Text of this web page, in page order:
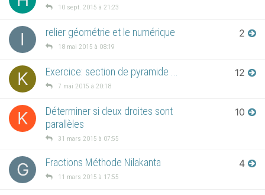
10 sept. 2015 à 21:23
I relier géométrie et le numérique
18 mai 2015 à 08:19
2
K Exercice: section de pyramide ...
7 mai 2015 à 20:18
12
K
Déterminer si deux droites sont
parallèles
31 mars 2015 à 07:55
10
G Fractions Méthode Nilakanta
11 mars 2015 à 17:55
4